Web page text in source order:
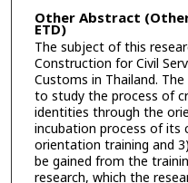
Other Abstract
ETD)
The subject of this
Construction for Civil
Customs in Thailand.
to study the process of
identities through the
incubation process of its
orientation training and
be gained from the
research, which the